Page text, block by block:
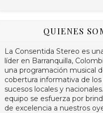
QUIENES
La Consentida Stereo es
líder en Barranquilla,
una programación musical
cobertura informativa de los
sucesos locales y
equipo se esfuerza por
de excelencia a nuestros